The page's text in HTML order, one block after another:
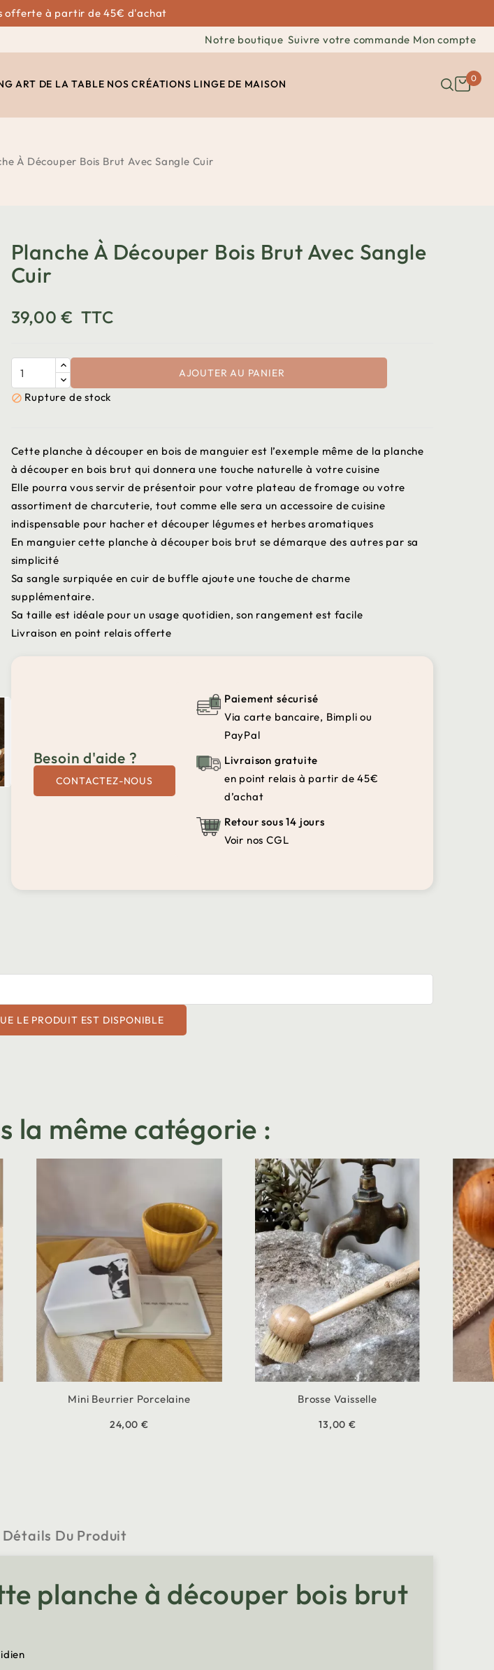
offerte à partir de 45€ d'achat
Notre boutique Suivre votre commande Mon compte
ART DE LA TABLE NOS CRÉATIONS LINGE DE MAISON 0
À Découper Bois Brut Avec Sangle Cuir
Planche À Découper Bois Brut Avec Sangle
Cuir
39,00 € TTC
AJOUTER AU PANIER
 Rupture de stock
Cette planche à découper en bois de manguier est l’exemple même de la planche
à découper en bois brut qui donnera une touche naturelle à votre cuisine
Elle pourra vous servir de présentoir pour votre plateau de fromage ou votre
assortiment de charcuterie, tout comme elle sera un accessoire de cuisine
indispensable pour hacher et découper légumes et herbes aromatiques
En manguier cette planche à découper bois brut se démarque des autres par sa
simplicité
Sa sangle surpiquée en cuir de buffle ajoute une touche de charme
supplémentaire.
Sa taille est idéale pour un usage quotidien, son rangement est facile
Livraison en point relais offerte
Besoin d'aide ?
CONTACTEZ-NOUS
Paiement sécurisé
Via carte bancaire, Bimpli ou
PayPal
Livraison gratuite
en point relais à partir de 45€
d’achat
Retour sous 14 jours
Voir nos CGL
LE PRODUIT EST DISPONIBLE
la même catégorie :
Mini Beurrier Porcelaine
24,00 €
Brosse Vaisselle
13,00 €
Détails Du Produit
planche à découper bois brut